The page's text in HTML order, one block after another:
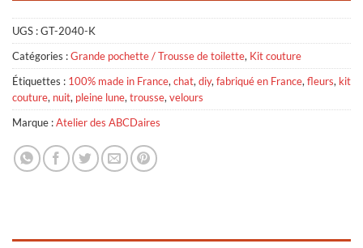
UGS :GT-2040-K
Catégories :Grande pochette / Trousse de toilette, Kit couture
Étiquettes : 100% made in France,chat,diy,fabriqué en France,fleurs, kit
couture, nuit, pleine lune,trousse,velours
Marque :Atelier des ABCDaires